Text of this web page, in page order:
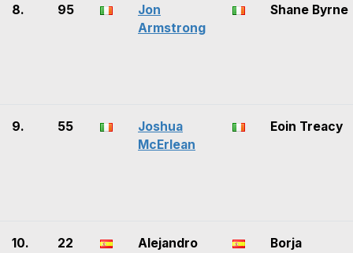
8. 95
Jon
Armstrong
Shane Byrne
9. 55
Joshua
McErlean
Eoin Treacy
10. 22
Alejandro
Borja